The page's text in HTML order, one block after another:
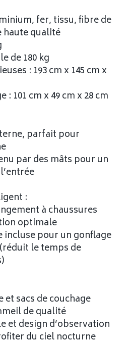
fer, tissu, fibre de
haute qualité
de 180 kg
: 193 cm x 145 cm x
: 101 cm x 49 cm x 28 cm
parfait pour
par des mâts pour un
:
à chaussures
optimale
incluse pour un gonflage
le temps de
sacs de couchage
de qualité
et design d’observation
du ciel nocturne